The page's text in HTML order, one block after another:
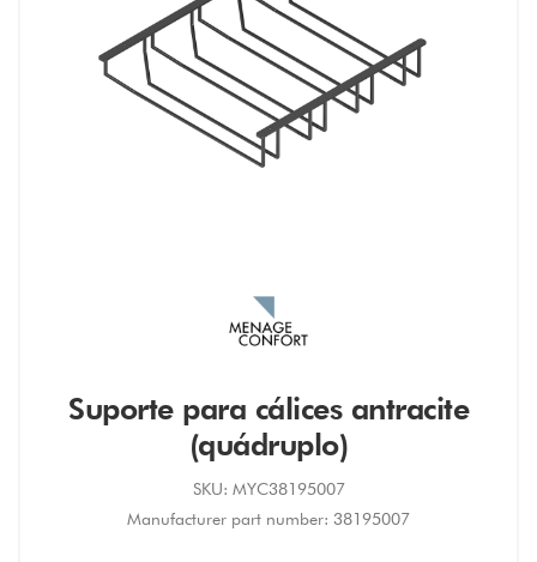
Suporte para cálices antracite
(quádruplo)
SKU: MYC38195007
Manufacturer part number: 38195007